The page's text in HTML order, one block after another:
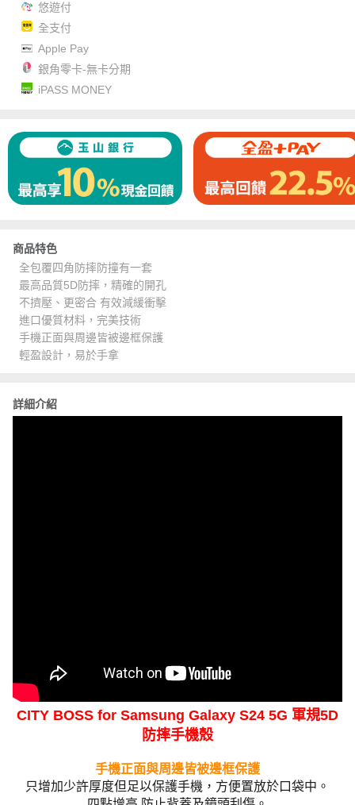
悠遊付
全支付
Apple Pay
銀角零卡-無卡分期
iPASS MONEY
商品特色
全包覆四角防摔防撞有一套
最高品質5D防摔，精確的開孔
不擠壓、更密合 有效減緩衝擊
進口優質材料，完美技術
手機正面與周邊皆被邊框保護
輕盈設計，易於手拿
詳細介紹
CITY BOSS for Samsung Galaxy S24 5G 軍規5D
防摔手機殼
手機正面與周邊皆被邊框保護
只增加少許厚度但足以保護手機，方便置放於口袋中。